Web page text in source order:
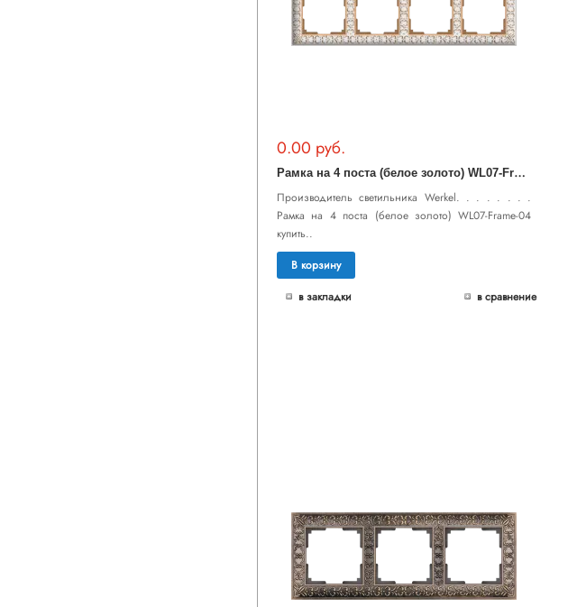
0.00 руб.
Р
амка на 4 поста (белое золото) WL07-Frame-04
Производитель светильника Werkel. . . . . . . .
Рамка на 4 поста (белое золото) WL07-Frame-04
купить..
В корзину
в закладки
в сравнение